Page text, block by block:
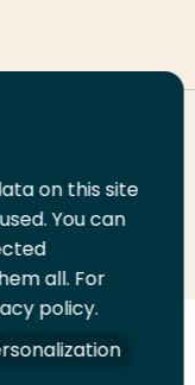
on this site
You can
all. For
policy.